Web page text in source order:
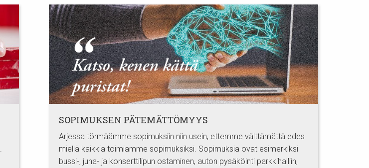
SOPIMUKSEN PÄTEMÄTTÖMYYS
Arjessa törmäämme sopimuksiin niin usein, ettemme välttämättä edes
miellä kaikkia toimiamme sopimuksiksi. Sopimuksia ovat esimerkiksi
bussi-, juna- ja konserttilipun ostaminen, auton pysäköinti parkkihalliin,